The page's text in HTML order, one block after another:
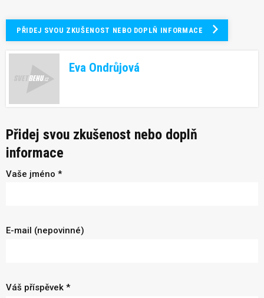
PŘIDEJ SVOU ZKUŠENOST NEBO DOPLŇ INFORMACE
Eva Ondrůjová
Přidej svou zkušenost nebo doplň
informace
Vaše jméno *
E-mail (nepovinné)
Váš příspěvek *